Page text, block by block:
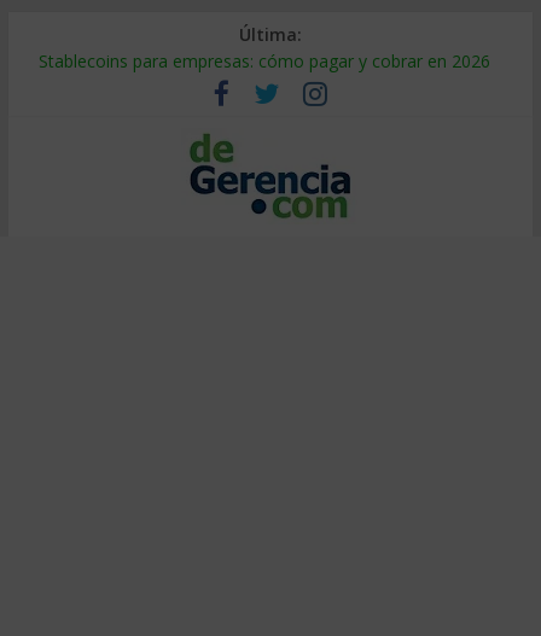
Última:
Stablecoins para empresas: cómo pagar y cobrar en 2026
Despido silencioso: qué es y por qué sale tan caro
IA en selección de personal: cómo auditarla a tiempo
Trabajo forzoso en la cadena de suministro: qué hacer
Mercado hispano de EE. UU.: cómo segmentarlo y venderle